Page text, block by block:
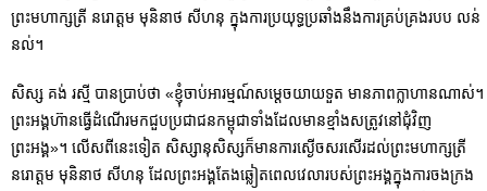
ព្រះមហាក្សត្រី នរោត្តម មុនិនាថ សីហនុ ក្នុងការប្រយុទ្ធប្រឆាំងនឹងការគ្រប់គ្រងរបប លន់
នល់។
សិស្ស គង់ រស្មី បានប្រាប់ថា «ខ្ញុំចាប់អារម្មណ៍សម្ដេចយាយទួត មានភាពក្លាហានណាស់។
ព្រះអង្គហ៊ានធ្វើដំណើរមកជួបប្រជាជនកម្ពុជាទាំងដែលមានខ្មាំងសត្រូវនៅជុំវិញ
ព្រះអង្គ»។ លើសពីនេះទៀត សិស្សានុសិស្សក៏មានការស្ងើចសរសើរដល់ព្រះមហាក្សត្រី
នរោត្តម មុនិនាថ សីហនុ ដែលព្រះអង្គតែងឆ្លៀតពេលវេលារបស់ព្រះអង្គក្នុងការចងក្រង